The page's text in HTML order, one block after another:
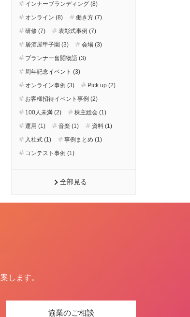
インナーブランディング (8)
オンライン (8)
働き方 (7)
研修 (7)
表彰式事例 (7)
居酒屋甲子園 (3)
会場 (3)
プランナー奮闘物語 (3)
周年記念イベント (3)
オンライン事例 (3)
Pick up (2)
お客様招待イベント事例 (2)
100人未満 (2)
株主総会 (1)
運用 (1)
音楽 (1)
資料 (1)
入社式 (1)
事例まとめ (1)
コンテスト事例 (1)
全部見る
します。
協業のご相談